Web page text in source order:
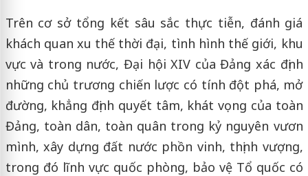
Trên cơ sở tổng kết sâu sắc thực tiễn, đánh giá
khách quan xu thế thời đại, tình hình thế giới, khu
vực và trong nước, Đại hội XIV của Đảng xác định
những chủ trương chiến lược có tính đột phá, mở
đường, khẳng định quyết tâm, khát vọng của toàn
Đảng, toàn dân, toàn quân trong kỷ nguyên vươn
mình, xây dựng đất nước phồn vinh, thịnh vượng,
trong đó lĩnh vực quốc phòng, bảo vệ Tổ quốc có